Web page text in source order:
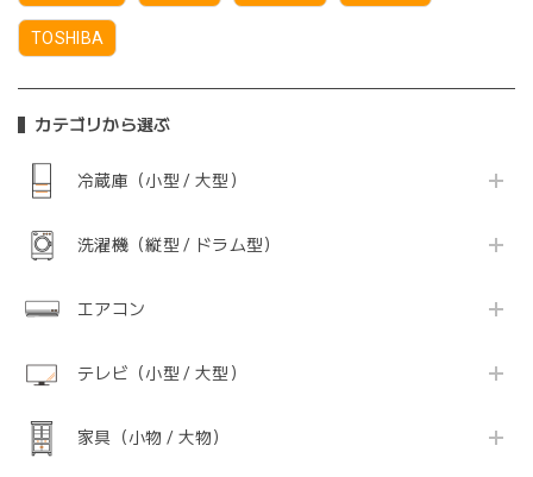
TOSHIBA
カテゴリから選ぶ
冷蔵庫（小型 / 大型）
洗濯機（縦型 / ドラム型）
エアコン
テレビ（小型 / 大型）
家具（小物 / 大物）